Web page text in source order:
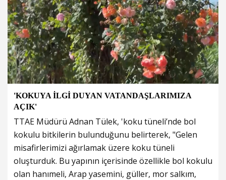
'KOKUYA İLGİ DUYAN VATANDAŞLARIMIZA
AÇIK'
TTAE Müdürü Adnan Tülek, 'koku tüneli’nde bol
kokulu bitkilerin bulunduğunu belirterek, "Gelen
misafirlerimizi ağırlamak üzere koku tüneli
oluşturduk. Bu yapının içerisinde özellikle bol kokulu
olan hanımeli, Arap yasemini, güller, mor salkım,